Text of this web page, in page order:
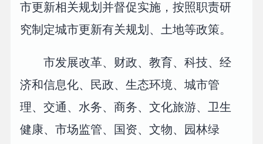
市更新相关规划并督促实施，按照职责研
究制定城市更新有关规划、土地等政策。
市发展改革、财政、教育、科技、经
济和信息化、民政、生态环境、城市管
理、交通、水务、商务、文化旅游、卫生
健康、市场监管、国资、文物、园林绿